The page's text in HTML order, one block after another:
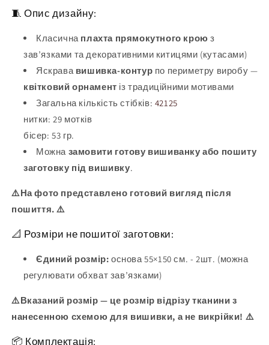
🧵 Опис дизайну:
Класична плахта прямокутного крою з
зав’язками та декоративними китицями (кутасами)
Яскрава вишивка-контур по периметру виробу —
квітковий орнамент із традиційними мотивами
Загальна кількість стібків: 42125
нитки:29 мотків
бісер:53 гр.
Можна замовити готову вишиванку або пошиту
заготовку під вишивку.
⚠️На фото представлено готовий вигляд після
пошиття. ⚠️
📐 Розміри не пошитої заготовки:
Єдиний розмір: основа 55×150 см. - 2шт. (можна
регулювати обхват зав’язками)
⚠️Вказаний розмір — це розмір відрізу тканини з
нанесенною схемою для вишивки, а не викрійки! ⚠️
📦 Комплектація: